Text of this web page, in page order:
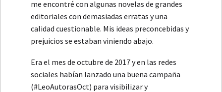
me encontré con algunas novelas de grandes
editoriales con demasiadas erratas y una
calidad cuestionable. Mis ideas preconcebidas y
prejuicios se estaban viniendo abajo.
Era el mes de octubre de 2017 y en las redes
sociales habían lanzado una buena campaña
(#LeoAutorasOct) para visibilizar y